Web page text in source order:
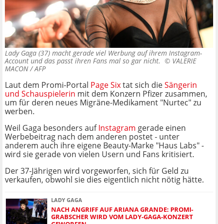
Lady Gaga (37) macht gerade viel Werbung auf ihrem Instagram-
Account und das passt ihren Fans mal so gar nicht. © VALERIE
MACON / AFP
Laut dem Promi-Portal Page Sixtat sich dieSängerin
und Schauspielerin mit dem Konzern Pfizer zusammen,
um für deren neues Migräne-Medikament "Nurtec" zu
werben.
Weil Gaga besonders aufInstagram gerade einen
Werbebeitrag nach dem anderen postet - unter
anderem auch ihre eigene Beauty-Marke "Haus Labs" -
wird sie gerade von vielen Usern und Fans kritisiert.
Der 37-Jährigen wird vorgeworfen, sich für Geld zu
verkaufen, obwohl sie dies eigentlich nicht nötig hätte.
LADY GAGA
NACH ANGRIFF AUF ARIANA GRANDE: PROMI-
GRABSCHER WIRD VOM LADY-GAGA-KONZERT